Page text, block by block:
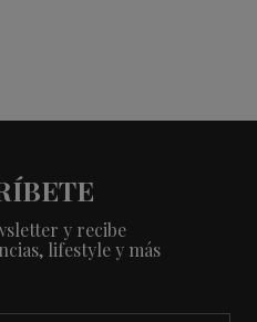
y recibe
lifestyle y más